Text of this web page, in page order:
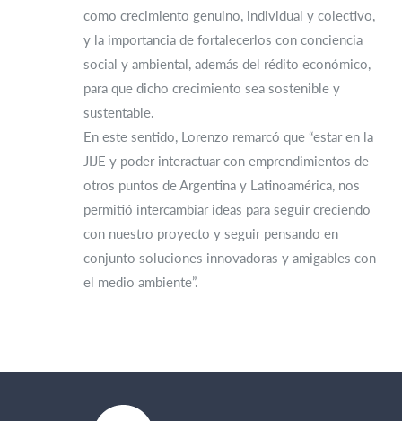
como crecimiento genuino, individual y colectivo,
y la importancia de fortalecerlos con conciencia
social y ambiental, además del rédito económico,
para que dicho crecimiento sea sostenible y
sustentable.
En este sentido, Lorenzo remarcó que “estar en la
JIJE y poder interactuar con emprendimientos de
otros puntos de Argentina y Latinoamérica, nos
permitió intercambiar ideas para seguir creciendo
con nuestro proyecto y seguir pensando en
conjunto soluciones innovadoras y amigables con
el medio ambiente”.